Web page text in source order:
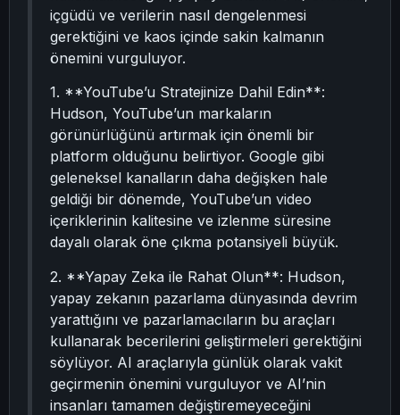
içgüdü ve verilerin nasıl dengelenmesi
gerektiğini ve kaos içinde sakin kalmanın
önemini vurguluyor.
1. **YouTube’u Stratejinize Dahil Edin**:
Hudson, YouTube’un markaların
görünürlüğünü artırmak için önemli bir
platform olduğunu belirtiyor. Google gibi
geleneksel kanalların daha değişken hale
geldiği bir dönemde, YouTube’un video
içeriklerinin kalitesine ve izlenme süresine
dayalı olarak öne çıkma potansiyeli büyük.
2. **Yapay Zeka ile Rahat Olun**: Hudson,
yapay zekanın pazarlama dünyasında devrim
yarattığını ve pazarlamacıların bu araçları
kullanarak becerilerini geliştirmeleri gerektiğini
söylüyor. AI araçlarıyla günlük olarak vakit
geçirmenin önemini vurguluyor ve AI’nin
insanları tamamen değiştiremeyeceğini